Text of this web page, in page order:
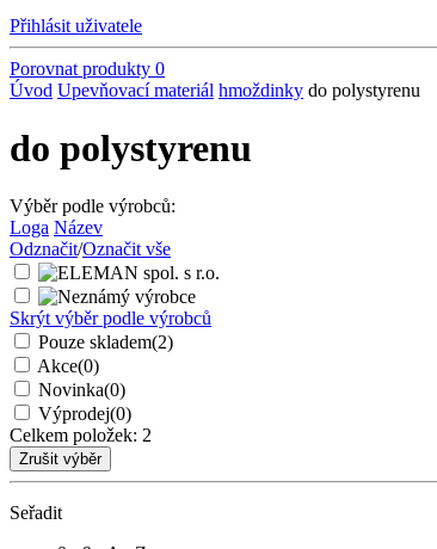
Přihlásit uživatele
Porovnat produkty 0
Úvod Upevňovací materiál hmoždinky do polystyrenu
do polystyrenu
Výběr podle výrobců:
Loga Název
Odznačit/Označit vše
Skrýt výběr podle výrobců
Pouze skladem(2)
Akce(0)
Novinka(0)
Výprodej(0)
Celkem položek: 2
Seřadit